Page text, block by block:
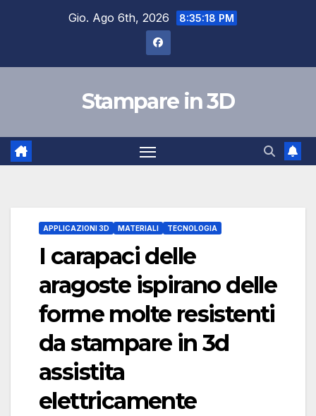
Gio. Ago 6th, 2026 8:35:19 PM
Stampare in 3D
APPLICAZIONI 3D MATERIALI TECNOLOGIA
I carapaci delle
aragoste ispirano delle
forme molte resistenti
da stampare in 3d
assistita
elettricamente